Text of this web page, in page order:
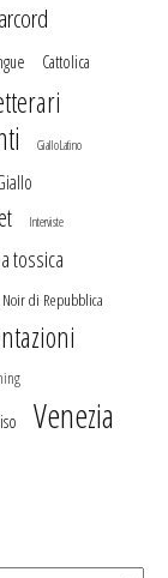
Cattolica
GialloLatino
Interviste
tossica
Noir di Repubblica
Venezia